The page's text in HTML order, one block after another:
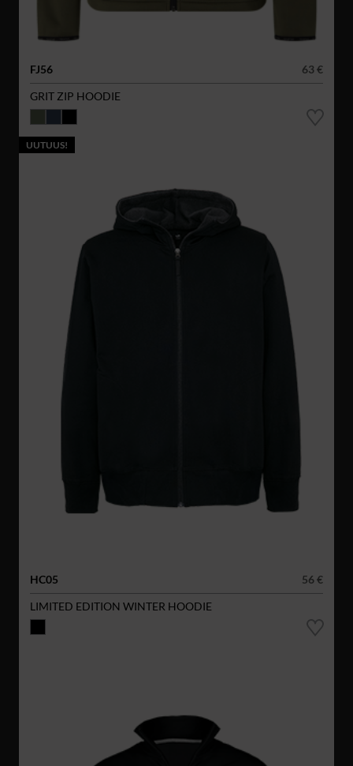
FJ56
63 €
GRIT ZIP HOODIE
UUTUUS!
HC05
56 €
LIMITED EDITION WINTER HOODIE